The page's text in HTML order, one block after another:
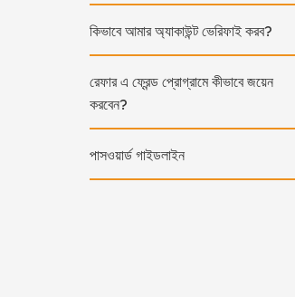
কিভাবে আমার অ্যাকাউন্ট ভেরিফাই করব?
রেফার এ ফ্রেন্ড প্রোগ্রামে কীভাবে জয়েন
করবেন?
পাসওয়ার্ড গাইডলাইন